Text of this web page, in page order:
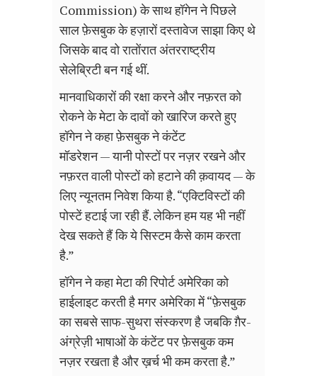
Commission) के साथ हॉगेन ने पिछले
साल फ़ेसबुक के हज़ारों दस्तावेज साझा किए थे
जिसके बाद वो रातोंरात अंतरराष्ट्रीय
सेलेब्रिटी बन गई थीं.
मानवाधिकारों की रक्षा करने और नफ़रत को
रोकने के मेटा के दावों को खारिज करते हुए
हॉगेन ने कहा फ़ेसबुक ने कंटेंट
मॉडरेशन — यानी पोस्टों पर नज़र रखने और
नफ़रत वाली पोस्टों को हटाने की क़वायद — के
लिए न्यूनतम निवेश किया है. “एक्टिविस्टों की
पोस्टें हटाई जा रही हैं. लेकिन हम यह भी नहीं
देख सकते हैं कि ये सिस्टम कैसे काम करता
है.”
हॉगेन ने कहा मेटा की रिपोर्ट अमेरिका को
हाईलाइट करती है मगर अमेरिका में “फ़ेसबुक
का सबसे साफ-सुथरा संस्करण है जबकि ग़ैर-
अंग्रेज़ी भाषाओं के कंटेंट पर फ़ेसबुक कम
नज़र रखता है और ख़र्च भी कम करता है.”